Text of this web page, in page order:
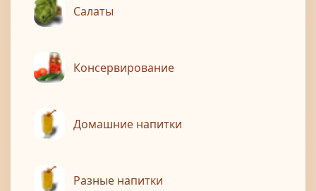
Салаты
Консервирование
Домашние напитки
Разные напитки